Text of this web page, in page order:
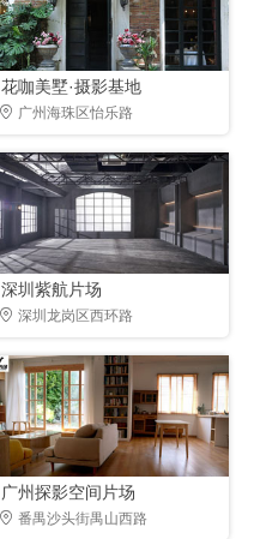
花咖美墅·摄影基地
广州海珠区怡乐路
深圳紫航片场
深圳龙岗区西环路
广州探影空间片场
番禺沙头街禺山西路